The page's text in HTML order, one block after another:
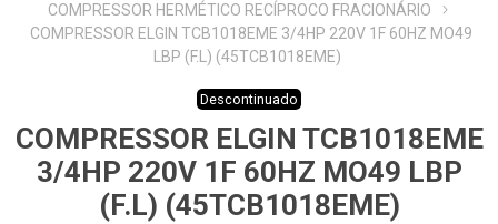
COMPRESSOR HERMÉTICO RECÍPROCO FRACIONÁRIO
COMPRESSOR ELGIN TCB1018EME 3/4HP 220V 1F 60HZ MO49
LBP (F.L) (45TCB1018EME)
Descontinuado
COMPRESSOR ELGIN TCB1018EME
3/4HP 220V 1F 60HZ MO49 LBP
(F.L) (45TCB1018EME)